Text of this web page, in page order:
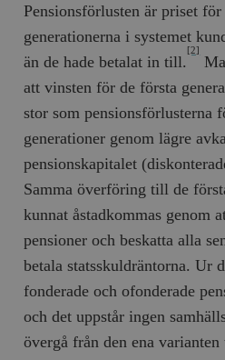
Pensionsförlusten är priset
generationerna i systemet
än de hade betalat in till.
[2]
att vinsten för de första
stor som pensionsförlusterna
generationer genom lägre
pensionskapitalet
Samma överföring till de
kunnat åstadkommas genom
pensioner och beskatta alla
betala statsskuldräntorna. Ur
fonderade och ofonderade
och det uppstår ingen
övergå från den ena